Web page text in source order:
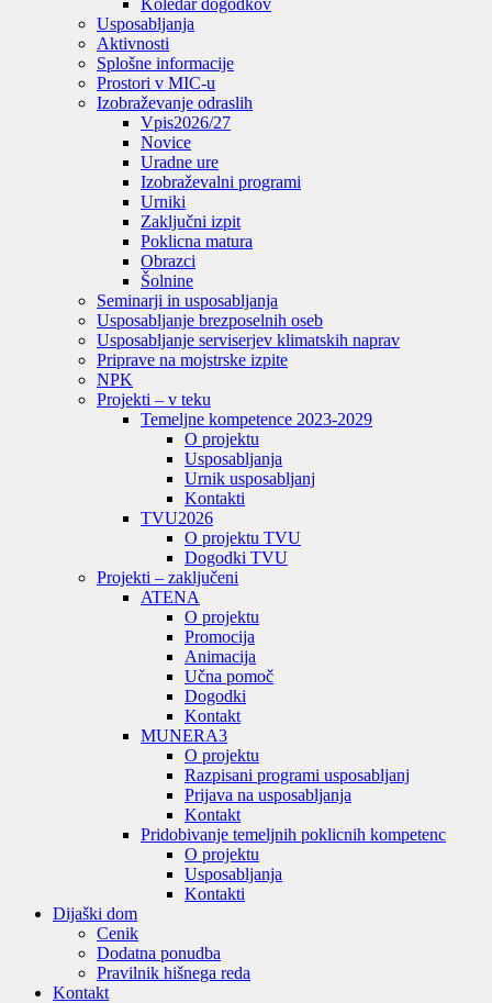
Koledar dogodkov
Usposabljanja
Aktivnosti
Splošne informacije
Prostori v MIC-u
Izobraževanje odraslih
Vpis2026/27
Novice
Uradne ure
Izobraževalni programi
Urniki
Zaključni izpit
Poklicna matura
Obrazci
Šolnine
Seminarji in usposabljanja
Usposabljanje brezposelnih oseb
Usposabljanje serviserjev klimatskih naprav
Priprave na mojstrske izpite
NPK
Projekti – v teku
Temeljne kompetence 2023-2029
O projektu
Usposabljanja
Urnik usposabljanj
Kontakti
TVU2026
O projektu TVU
Dogodki TVU
Projekti – zaključeni
ATENA
O projektu
Promocija
Animacija
Učna pomoč
Dogodki
Kontakt
MUNERA3
O projektu
Razpisani programi usposabljanj
Prijava na usposabljanja
Kontakt
Pridobivanje temeljnih poklicnih kompetenc
O projektu
Usposabljanja
Kontakti
Dijaški dom
Cenik
Dodatna ponudba
Pravilnik hišnega reda
Kontakt